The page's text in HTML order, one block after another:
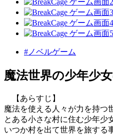
#ノベルゲーム
魔法世界の少年少
【あらすじ】
魔法を使える人々が力を持つ
とある小さな村に住む少年少
いつか村を出て世界を旅する